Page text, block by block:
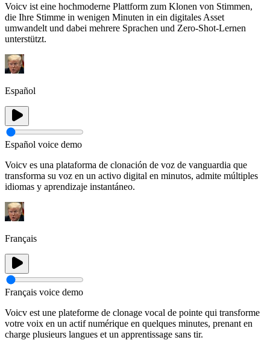
Voicv ist eine hochmoderne Plattform zum Klonen von Stimmen,
die Ihre Stimme in wenigen Minuten in ein digitales Asset
umwandelt und dabei mehrere Sprachen und Zero-Shot-Lernen
unterstützt.
Español
Español voice demo
Voicv es una plataforma de clonación de voz de vanguardia que
transforma su voz en un activo digital en minutos, admite múltiples
idiomas y aprendizaje instantáneo.
Français
Français voice demo
Voicv est une plateforme de clonage vocal de pointe qui transforme
votre voix en un actif numérique en quelques minutes, prenant en
charge plusieurs langues et un apprentissage sans tir.